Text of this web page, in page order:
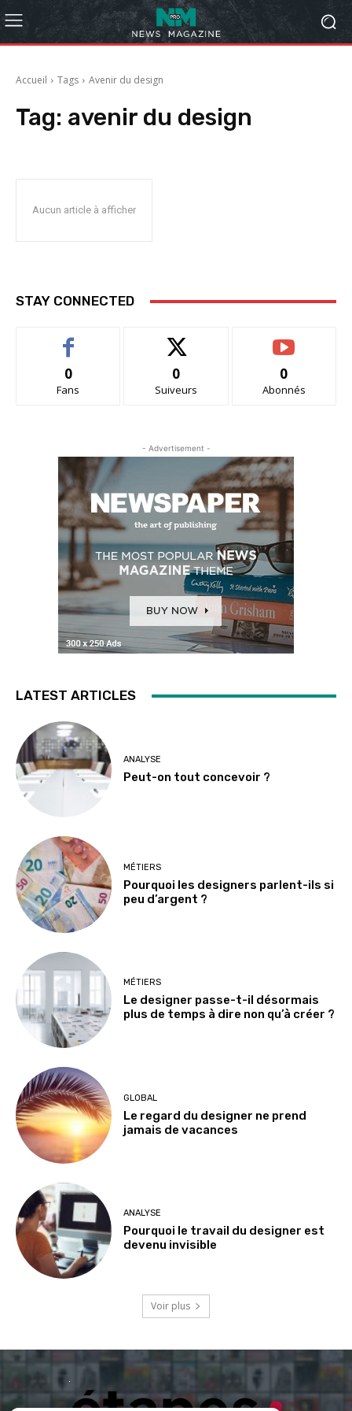
Accueil Tags Avenir du design
Tag: avenir du design
Aucun article à afficher
STAY CONNECTED
0
Fans
0
Suiveurs
0
Abonnés
- Advertisement -
LATEST ARTICLES
ANALYSE
Peut-on tout concevoir ?
MÉTIERS
Pourquoi les designers parlent-ils si
peu d’argent ?
MÉTIERS
Le designer passe-t-il désormais
plus de temps à dire non qu’à créer ?
GLOBAL
Le regard du designer ne prend
jamais de vacances
ANALYSE
Pourquoi le travail du designer est
devenu invisible
Voir plus